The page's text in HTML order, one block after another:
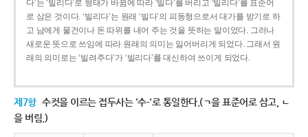
다’는 ‘빌리다’로 형태가 바뀜에 따라 ‘빌다’를 버리고 ‘빌리다’를 표준어
로 삼은 것이다. ‘빌리다’는 원래 ‘빌다’의 피동형으로서 대가를 받기로 하
고 남에게 물건이나 돈 따위를 내어 주는 것을 뜻하는 말이었다. 그러나
새로운 뜻으로 쓰임에 따라 원래의 의미는 잃어버리게 되었다. 그래서 원
래의 의미로는 ‘빌려주다’가 ‘빌리다’를 대신하여 쓰이게 되었다.
제7항 수컷을 이르는 접두사는 '수-'로 통일한다.(ㄱ을 표준어로 삼고, ㄴ
을 버림.)